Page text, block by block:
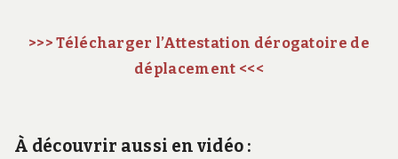
>>> Télécharger l’Attestation dérogatoire de
déplacement <<<
À découvrir aussi en vidéo :